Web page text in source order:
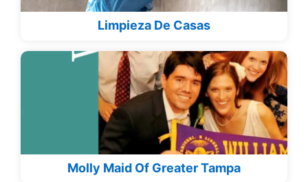
Limpieza De Casas
Molly Maid Of Greater Tampa